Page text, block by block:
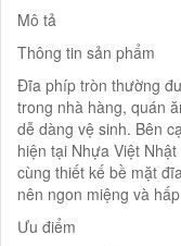
Mô tả
Thông tin sản phẩm
Đĩa phíp tròn thường
trong nhà hàng, quán
dễ dàng vệ sinh. Bên
hiện tại Nhựa Việt
cùng thiết kế bề mặt
nên ngon miệng và
Ưu điểm